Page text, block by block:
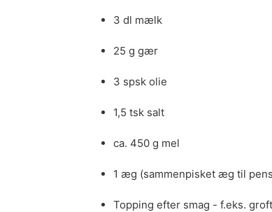
3 dl mælk
25 g gær
3 spsk olie
1,5 tsk salt
ca. 450 g mel
1 æg (sammenpisket æg til
Topping efter smag - f.eks.